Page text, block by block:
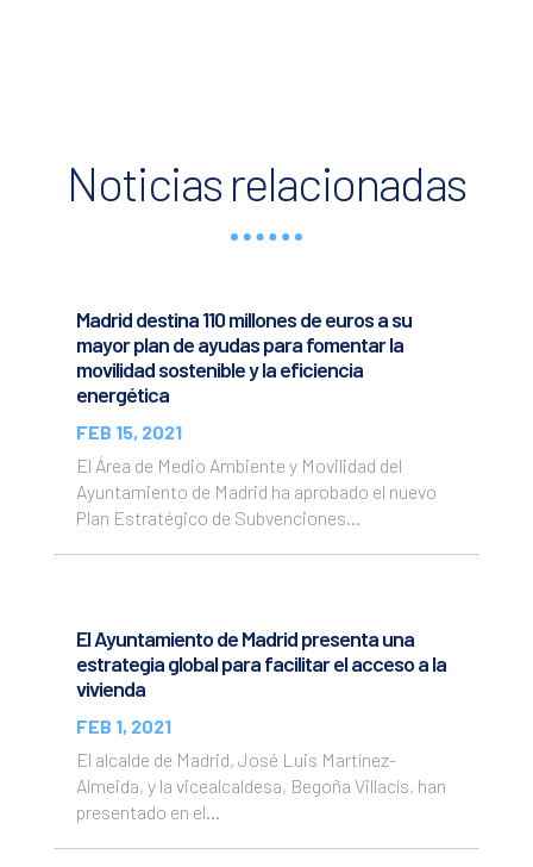
Noticias relacionadas
Madrid destina 110 millones de euros a su
mayor plan de ayudas para fomentar la
movilidad sostenible y la eficiencia
energética
FEB 15, 2021
El Área de Medio Ambiente y Movilidad del
Ayuntamiento de Madrid ha aprobado el nuevo
Plan Estratégico de Subvenciones...
El Ayuntamiento de Madrid presenta una
estrategia global para facilitar el acceso a la
vivienda
FEB 1, 2021
El alcalde de Madrid, José Luis Martínez-
Almeida, y la vicealcaldesa, Begoña Villacís, han
presentado en el...